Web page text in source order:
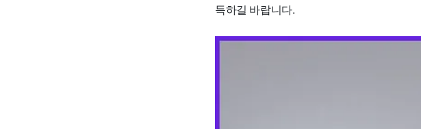
득하길 바랍니다.